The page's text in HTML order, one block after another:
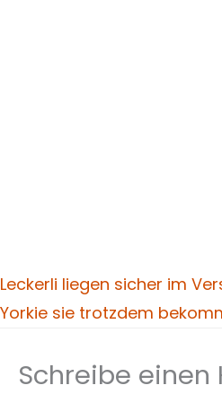
Leckerli liegen sicher im
Yorkie sie trotzdem
Schreibe